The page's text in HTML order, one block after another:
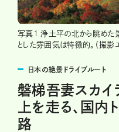
写真1 浄土平の北から眺めた
とした雰囲気は特徴的。（撮影
日本の絶景ドライブルート
磐梯吾妻スカイ
上を走る、国内
路